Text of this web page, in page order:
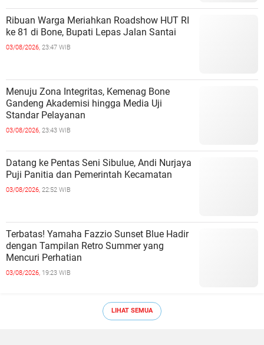
Ribuan Warga Meriahkan Roadshow HUT RI
ke 81 di Bone, Bupati Lepas Jalan Santai
03/08/2026, 23:47 WIB
Menuju Zona Integritas, Kemenag Bone
Gandeng Akademisi hingga Media Uji
Standar Pelayanan
03/08/2026, 23:43 WIB
Datang ke Pentas Seni Sibulue, Andi Nurjaya
Puji Panitia dan Pemerintah Kecamatan
03/08/2026, 22:52 WIB
Terbatas! Yamaha Fazzio Sunset Blue Hadir
dengan Tampilan Retro Summer yang
Mencuri Perhatian
03/08/2026, 19:23 WIB
LIHAT SEMUA